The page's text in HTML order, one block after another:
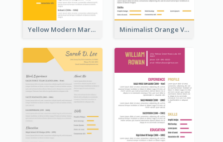
Yellow Modern Marketing Consultant Resume Minimalist Orange Vintage Resume